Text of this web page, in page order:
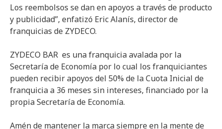
Los reembolsos se dan en apoyos a través de producto
y publicidad”, enfatizó Eric Alanís, director de
franquicias de ZYDECO.
ZYDECO BAR es una franquicia avalada por la
Secretaría de Economía por lo cual los franquiciantes
pueden recibir apoyos del 50% de la Cuota Inicial de
franquicia a 36 meses sin intereses, financiado por la
propia Secretaría de Economía.
Amén de mantener la marca siempre en la mente de